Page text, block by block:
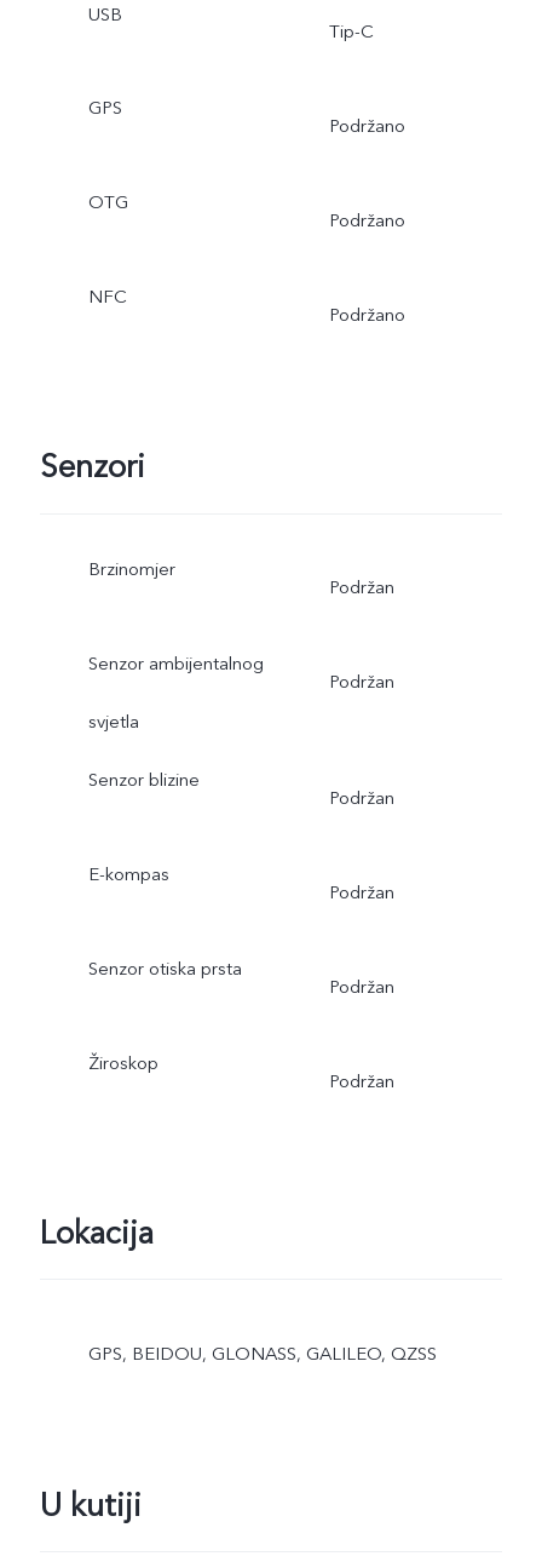
USB
Tip-C
GPS
Podržano
OTG
Podržano
NFC
Podržano
Senzori
Brzinomjer
Podržan
Senzor ambijentalnog
svjetla
Podržan
Senzor blizine
Podržan
E-kompas
Podržan
Senzor otiska prsta
Podržan
Žiroskop
Podržan
Lokacija
GPS, BEIDOU, GLONASS, GALILEO, QZSS
U kutiji